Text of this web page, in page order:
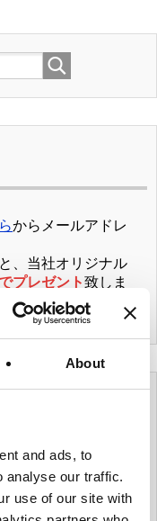
About
and ads, to
analyse our traffic.
use of our site with
からメールアドレ
、当社オリジナル
プレゼント致しま
える